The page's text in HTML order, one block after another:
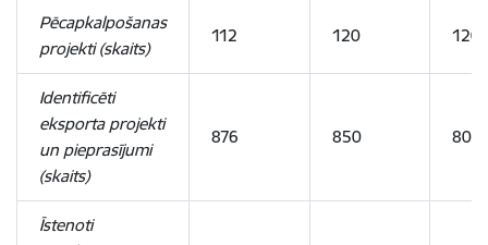
Pēcapkalpošanas
projekti (skaits)
112 120 120
Identificēti
eksporta projekti
un pieprasījumi
(skaits)
876 850 800
Īstenoti